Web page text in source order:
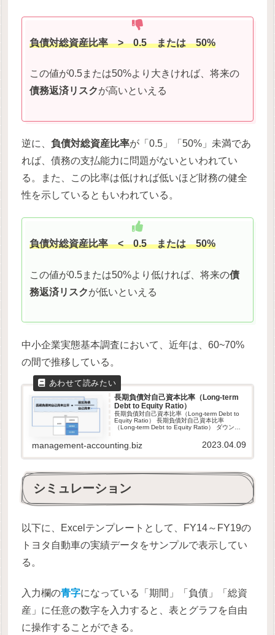
負債対総資産比率> 0.5または 50%
この値が0.5または50%より大きければ、将来の
債務返済リスクが高いといえる
逆に、負債対総資産比率が「0.5」「50%」未満であ
れば、債務の支払能力に問題がないといわれてい
る。また、この比率は低ければ低いほど財務の健全
性を示しているともいわれている。
負債対総資産比率< 0.5 または 50%
この値が0.5または50%より低ければ、将来の債
務返済リスクが低いといえる
中小企業実態基本調査において、近年は、60~70%
の間で推移している。
長期負債対自己資本比率（Long-term
Debt to Equity Ratio）
長期負債対自己資本比率（Long-term Debt to
Equity Ratio） 長期負債対自己資本比率
（Long-term Debt to Equity Ratio） ダウンロ
トは、GDPR...
management-accounting.biz 2023.04.09
シミュレーション
以下に、Excelテンプレートとして、FY14～FY19の
トヨタ自動車の実績データをサンプルで表示してい
る。
入力欄の青字になっている「期間」「負債」「総資
産」に任意の数字を入力すると、表とグラフを自由
に操作することができる。